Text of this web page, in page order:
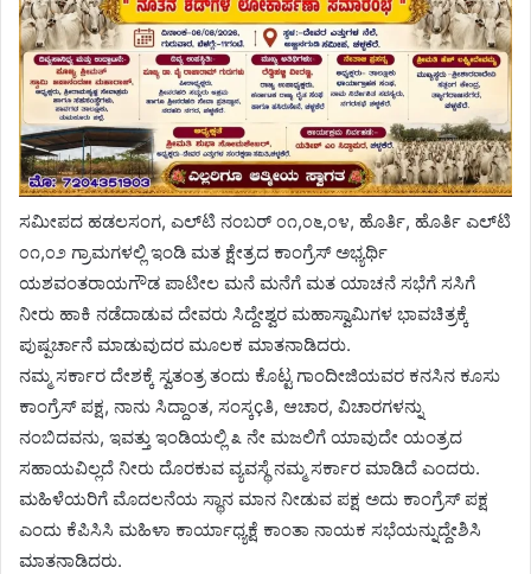
ಸಮೀಪದ ಹಡಲಸಂಗ, ಎಲ್‌ಟಿ ನಂಬರ್ ೦೧,೦೬,೦೪, ಹೊರ್ತಿ, ಹೊರ್ತಿ ಎಲ್‌ಟಿ
೦೧,೦೨ ಗ್ರಾಮಗಳಲ್ಲಿ ಇಂಡಿ ಮತ ಕ್ಷೇತ್ರದ ಕಾಂಗ್ರೆಸ್ ಅಭ್ಯರ್ಥಿ
ಯಶವಂತರಾಯಗೌಡ ಪಾಟೀಲ ಮನೆ ಮನೆಗೆ ಮತ ಯಾಚನೆ ಸಭೆಗೆ ಸಸಿಗೆ
ನೀರು ಹಾಕಿ ನಡೆದಾಡುವ ದೇವರು ಸಿದ್ದೇಶ್ವರ ಮಹಾಸ್ವಾಮಿಗಳ ಭಾವಚಿತ್ರಕ್ಕೆ
ಪುಷ್ಪರ್ಚಾನೆ ಮಾಡುವುದರ ಮೂಲಕ ಮಾತನಾಡಿದರು.
ನಮ್ಮ ಸರ್ಕಾರ ದೇಶಕ್ಕೆ ಸ್ವತಂತ್ರ ತಂದು ಕೊಟ್ಟ ಗಾಂದೀಜಿಯವರ ಕನಸಿನ ಕೂಸು
ಕಾಂಗ್ರೆಸ್ ಪಕ್ಷ, ನಾನು ಸಿದ್ದಾಂತ, ಸಂಸ್ಕçತಿ, ಆಚಾರ, ವಿಚಾರಗಳನ್ನು
ನಂಬಿದವನು, ಇವತ್ತು ಇಂಡಿಯಲ್ಲಿ ೩ ನೇ ಮಜಲಿಗೆ ಯಾವುದೇ ಯಂತ್ರದ
ಸಹಾಯವಿಲ್ಲದೆ ನೀರು ದೊರಕುವ ವ್ಯವಸ್ಥೆ ನಮ್ಮ ಸರ್ಕಾರ ಮಾಡಿದೆ ಎಂದರು.
ಮಹಿಳೆಯರಿಗೆ ಮೊದಲನೆಯ ಸ್ಥಾನ ಮಾನ ನೀಡುವ ಪಕ್ಷ ಅದು ಕಾಂಗ್ರೆಸ್ ಪಕ್ಷ
ಎಂದು ಕೆಪಿಸಿಸಿ ಮಹಿಳಾ ಕಾರ್ಯಾಧ್ಯಕ್ಷೆ ಕಾಂತಾ ನಾಯಕ ಸಭೆಯನ್ನುದ್ದೇಶಿಸಿ
ಮಾತನಾಡಿದರು.